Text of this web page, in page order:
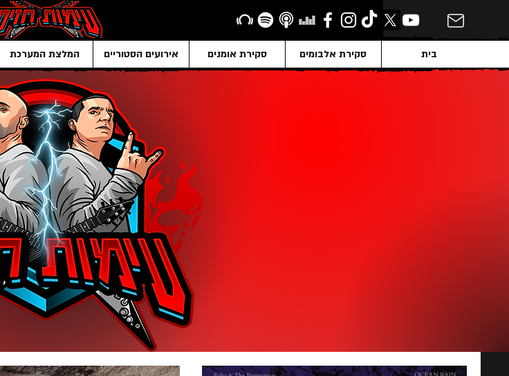
בית סקירת אלבומים סקירת אומנים אירועים הסטוריים המלצת המערכת